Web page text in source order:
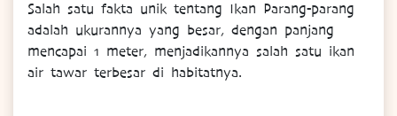
Salah satu fakta unik tentang Ikan Parang-parang
adalah ukurannya yang besar, dengan panjang
mencapai 1 meter, menjadikannya salah satu ikan
air tawar terbesar di habitatnya.